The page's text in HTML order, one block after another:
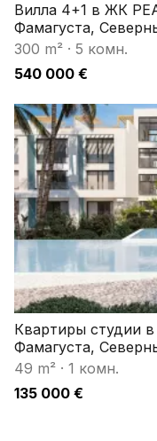
Вилла 4+1 в ЖК
Фамагуста,
300 m² · 5 комн.
540 000 €
Квартиры студии
Фамагуста,
49 m² · 1 комн.
135 000 €